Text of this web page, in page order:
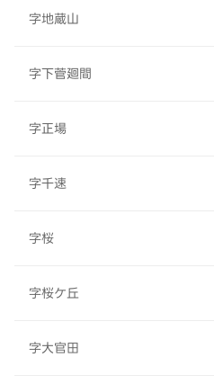
字地蔵山
字下菅廻間
字正場
字千速
字桜
字桜ケ丘
字大官田